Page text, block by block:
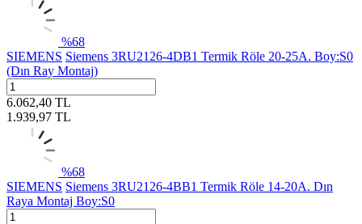
%68
SIEMENS Siemens 3RU2126-4DB1 Termik Röle 20-25A. Boy:S0
(Dın Ray Montaj)
6.062,40 TL
1.939,97 TL
%68
SIEMENS Siemens 3RU2126-4BB1 Termik Röle 14-20A. Dın
Raya Montaj Boy:S0